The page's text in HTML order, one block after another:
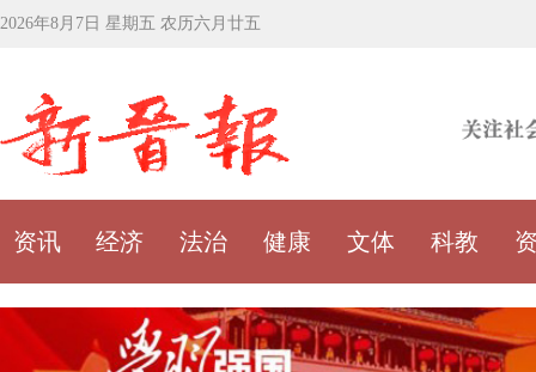
2026年8月7日 星期五 农历六月廿五
资讯 经济 法治 健康 文体 科教